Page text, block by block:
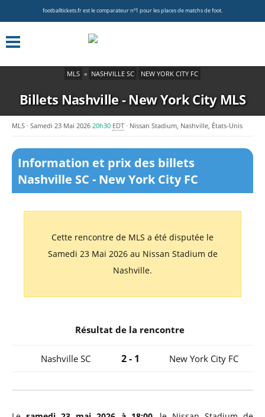
footballtickets.fr est le comparateur nº1 pour les places de matchs de foot.
MLS » NASHVILLE SC NEW YORK CITY FC
Billets Nashville - New York City MLS
MLS Samedi 23 Mai 2026 20h30 EDT Nissan Stadium, Nashville, États-Unis
Information et prix des billets
Nashville SC - New York City FC
Cette rencontre de MLS a été disputée le
Samedi 23 Mai 2026 au Nissan Stadium de
Nashville.
Résultat de la rencontre
Nashville SC 2 - 1 New York City FC